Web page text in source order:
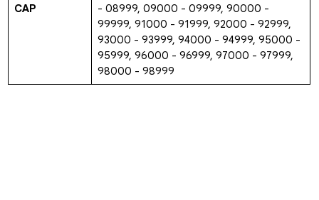
CAP
- 08999, 09000 - 09999, 90000 -
99999, 91000 - 91999, 92000 - 92999,
93000 - 93999, 94000 - 94999, 95000 -
95999, 96000 - 96999, 97000 - 97999,
98000 - 98999